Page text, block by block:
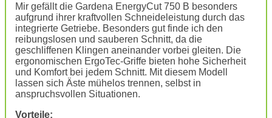
Mir gefällt die Gardena EnergyCut 750 B besonders
aufgrund ihrer kraftvollen Schneideleistung durch das
integrierte Getriebe. Besonders gut finde ich den
reibungslosen und sauberen Schnitt, da die
geschliffenen Klingen aneinander vorbei gleiten. Die
ergonomischen ErgoTec-Griffe bieten hohe Sicherheit
und Komfort bei jedem Schnitt. Mit diesem Modell
lassen sich Äste mühelos trennen, selbst in
anspruchsvollen Situationen.
Vorteile: